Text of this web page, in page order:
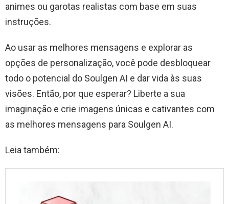
animes ou garotas realistas com base em suas
instruções.
Ao usar as melhores mensagens e explorar as
opções de personalização, você pode desbloquear
todo o potencial do Soulgen AI e dar vida às suas
visões. Então, por que esperar? Liberte a sua
imaginação e crie imagens únicas e cativantes com
as melhores mensagens para Soulgen AI.
Leia também: